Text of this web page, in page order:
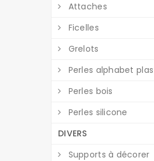
Attaches
Ficelles
Grelots
Perles alphabet
Perles bois
Perles silicone
DIVERS
Supports à décorer